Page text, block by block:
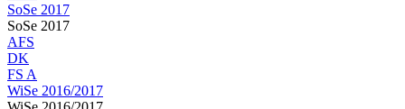
SoSe 2017
SoSe 2017
AFS
DK
FS A
WiSe 2016/2017